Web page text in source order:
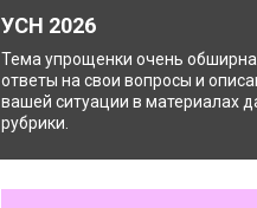
УСН 2026
Тема упрощенки очень
ответы на свои вопросы и
вашей ситуации в материалах
рубрики.